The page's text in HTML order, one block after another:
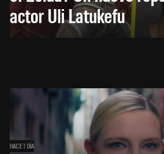
actor Uli Latukefu
HACE 1 DÍA